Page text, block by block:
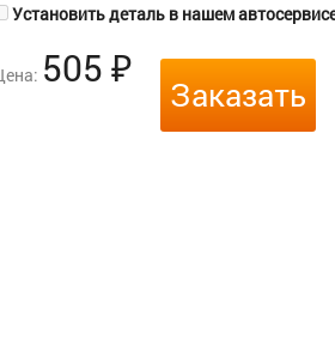
Установить деталь в нашем
505₽
Заказать